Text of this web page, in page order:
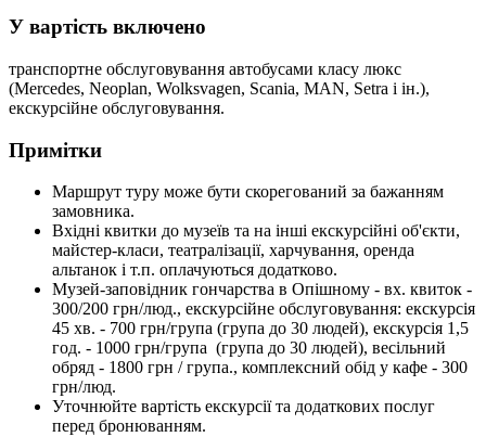
У вартість включено
транспортне обслуговування автобусами класу люкс
(Merсеdes, Neoplan, Wolksvagen, Scania, MAN, Setra і ін.),
екскурсійне обслуговування.
Примітки
Маршрут туру може бути скорегований за бажанням
замовника.
Вхідні квитки до музеїв та на інші екскурсійні об'єкти,
майстер-класи, театралізації, харчування, оренда
альтанок і т.п. оплачуються додатково.
Музей-заповідник гончарства в Опішному - вх. квиток -
300/200 грн/люд., екскурсійне обслуговування: екскурсія
45 хв. - 700 грн/група (група до 30 людей), екскурсія 1,5
год. - 1000 грн/група (група до 30 людей), весільний
обряд - 1800 грн / група., комплексний обід у кафе - 300
грн/люд.
Уточнюйте вартість екскурсії та додаткових послуг
перед бронюванням.